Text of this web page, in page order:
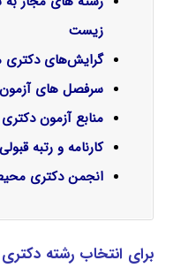
زیست
گرایش‌های دکتری
سرفصل‌ های
منابع آزمون
کارنامه و رتبه
انجمن دکتری
برای انتخاب رشته